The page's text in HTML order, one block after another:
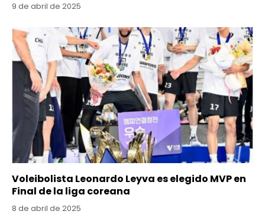
9 de abril de 2025
Voleibolista Leonardo Leyva es elegido MVP en
Final de la liga coreana
8 de abril de 2025